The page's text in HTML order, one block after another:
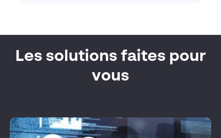
Les solutions faites pour
vous